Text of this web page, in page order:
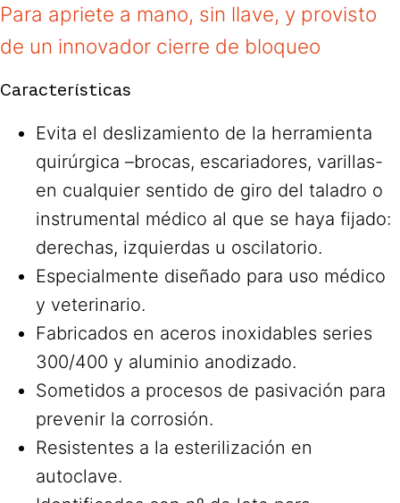
Para apriete a mano, sin llave, y provisto
de un innovador cierre de bloqueo
Características
Evita el deslizamiento de la herramienta
quirúrgica –brocas, escariadores, varillas-
en cualquier sentido de giro del taladro o
instrumental médico al que se haya fijado:
derechas, izquierdas u oscilatorio.
Especialmente diseñado para uso médico
y veterinario.
Fabricados en aceros inoxidables series
300/400 y aluminio anodizado.
Sometidos a procesos de pasivación para
prevenir la corrosión.
Resistentes a la esterilización en
autoclave.